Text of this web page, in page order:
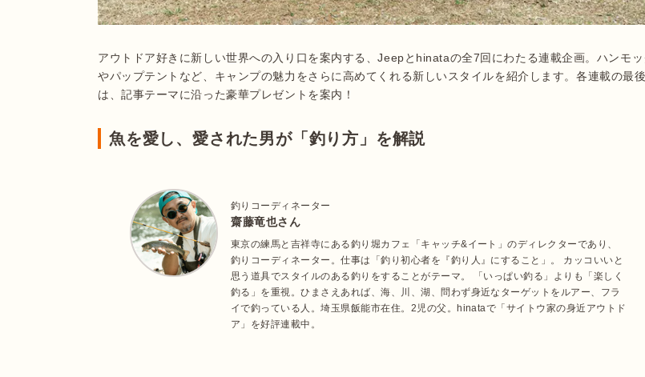
アウトドア好きに新しい世界への入り口を案内する、Jeepとhinataの全7回にわたる連載企画。ハンモッ
やパップテントなど、キャンプの魅力をさらに高めてくれる新しいスタイルを紹介します。各連載の最
は、記事テーマに沿った豪華プレゼントを案内！
魚を愛し、愛された男が「釣り方」を解説
釣りコーディネーター
齋藤竜也さん
東京の練馬と吉祥寺にある釣り堀カフェ「キャッチ&イート」のディレクターであり、
釣りコーディネーター。仕事は「釣り初心者を『釣り人』にすること」。 カッコいいと
思う道具でスタイルのある釣りをすることがテーマ。 「いっぱい釣る」よりも「楽しく
釣る」を重視。ひまさえあれば、海、川、湖、問わず身近なターゲットをルアー、フラ
イで釣っている人。埼玉県飯能市在住。2児の父。hinataで「サイトウ家の身近アウトド
ア」を好評連載中。